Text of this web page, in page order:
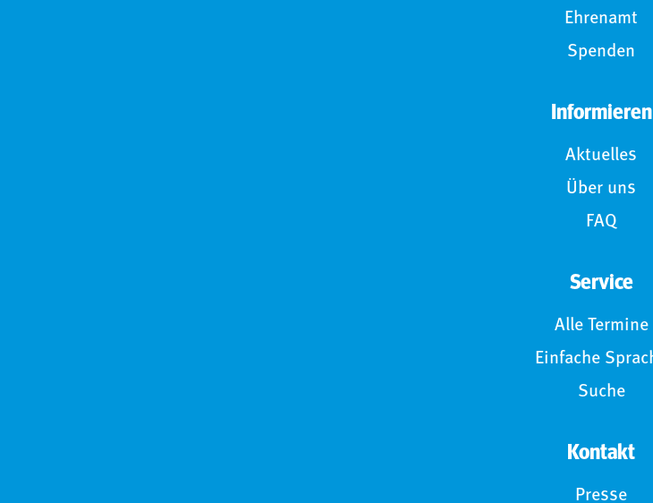
Ehrenamt
Spenden
Informieren
Aktuelles
Über uns
FAQ
Service
Alle Termine
Einfache
Suche
Kontakt
Presse